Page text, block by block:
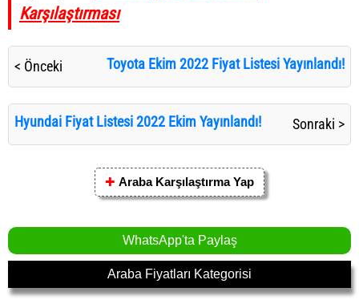
Karşılaştırması
< Önceki Toyota Ekim 2022 Fiyat Listesi Yayınlandı!
Hyundai Fiyat Listesi 2022 Ekim Yayınlandı! Sonraki >
✚ Araba Karşılaştırma Yap
WhatsApp'ta Paylaş
Araba Fiyatları Kategorisi